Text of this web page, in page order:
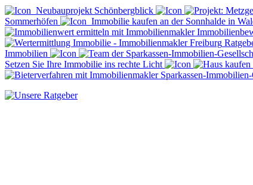
Neubauprojekt Schönbergblick
Sommerhöfen
Immobilie kaufen an der Sonnhalde in
Immobilien
Setzen Sie Ihre Immobilie ins rechte Licht